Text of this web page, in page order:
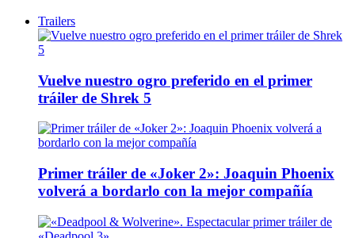
Trailers
Vuelve nuestro ogro preferido en el primer
tráiler de Shrek 5
Primer tráiler de «Joker 2»: Joaquin Phoenix
volverá a bordarlo con la mejor compañía